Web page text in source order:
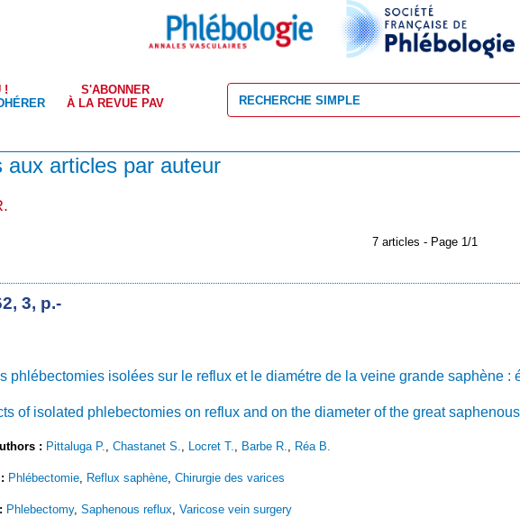
!
S'ABONNER
À LA REVUE PAV
aux articles par auteur
7 articles - Page 1/1
3, p.-
phlébectomies isolées sur le reflux et le diamétre de la veine grande saphène :
of isolated phlebectomies on reflux and on the diameter of the great
: Pittaluga P., Chastanet S., Locret T., Barbe R., Réa B.
Phlébectomie, Reflux saphène, Chirurgie des varices
Phlebectomy, Saphenous reflux, Varicose vein surgery